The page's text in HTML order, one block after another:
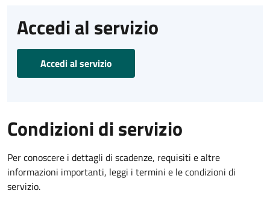
Accedi al servizio
Accedi al servizio
Condizioni di servizio
Per conoscere i dettagli di scadenze, requisiti e altre
informazioni importanti, leggi i termini e le condizioni di
servizio.